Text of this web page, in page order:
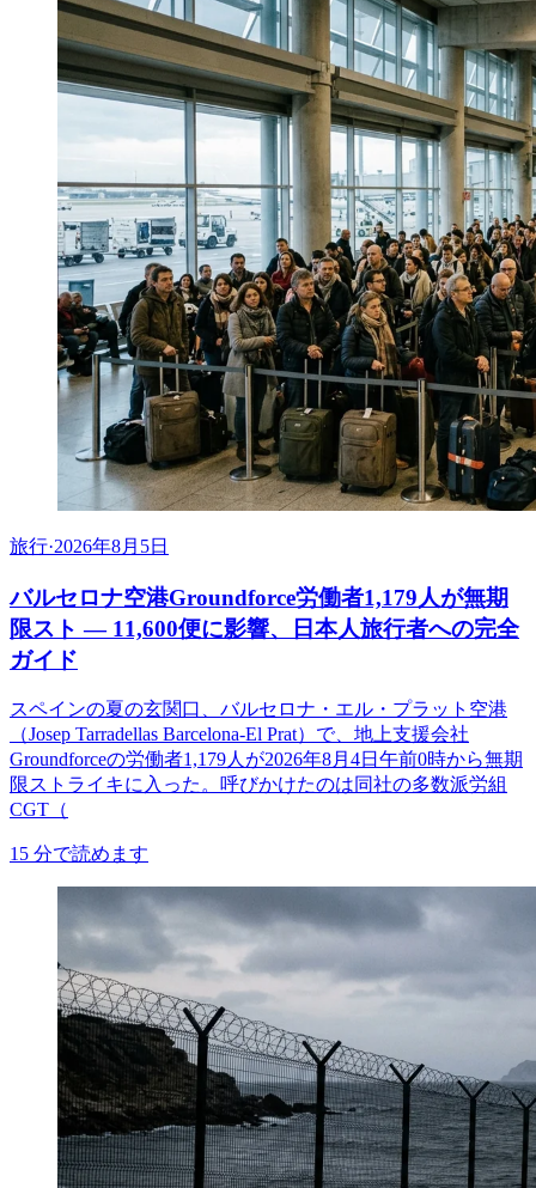
旅行·2026年8月5日
バルセロナ空港Groundforce労働者1,179人が無期
限スト ― 11,600便に影響、日本人旅行者への完全
ガイド
スペインの夏の玄関口、バルセロナ・エル・プラット空港
（Josep Tarradellas Barcelona-El Prat）で、地上支援会社
Groundforceの労働者1,179人が2026年8月4日午前0時から無期
限ストライキに入った。呼びかけたのは同社の多数派労組
CGT（
15 分で読めます